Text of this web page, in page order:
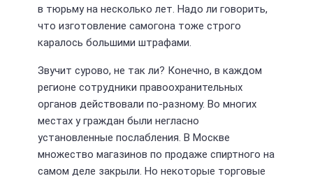
в тюрьму на несколько лет. Надо ли говорить,
что изготовление самогона тоже строго
каралось большими штрафами.
Звучит сурово, не так ли? Конечно, в каждом
регионе сотрудники правоохранительных
органов действовали по-разному. Во многих
местах у граждан были негласно
установленные послабления. В Москве
множество магазинов по продаже спиртного на
самом деле закрыли. Но некоторые торговые